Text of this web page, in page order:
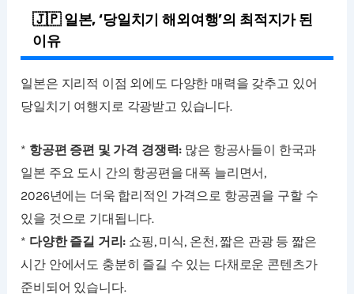
🇯🇵 일본, ‘당일치기 해외여행’의 최적지가 된
이유
일본은 지리적 이점 외에도 다양한 매력을 갖추고 있어
당일치기 여행지로 각광받고 있습니다.
* 항공편 증편 및 가격 경쟁력: 많은 항공사들이 한국과
일본 주요 도시 간의 항공편을 대폭 늘리면서,
2026년에는 더욱 합리적인 가격으로 항공권을 구할 수
있을 것으로 기대됩니다.
* 다양한 즐길 거리: 쇼핑, 미식, 온천, 짧은 관광 등 짧은
시간 안에서도 충분히 즐길 수 있는 다채로운 콘텐츠가
준비되어 있습니다.